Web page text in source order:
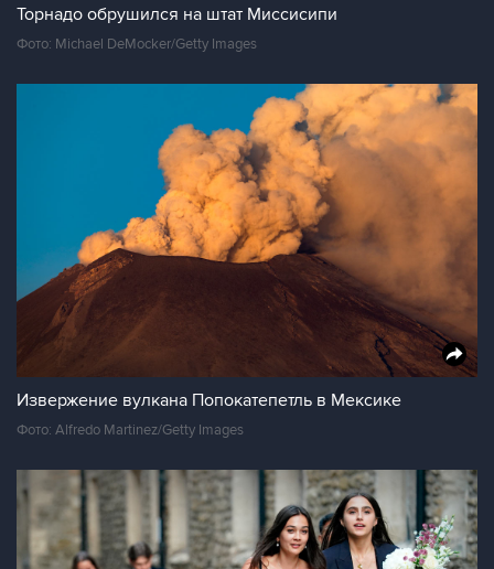
Торнадо обрушился на штат Миссисипи
Фото: Michael DeMocker/Getty Images
Извержение вулкана Попокатепетль в Мексике
Фото: Alfredo Martinez/Getty Images